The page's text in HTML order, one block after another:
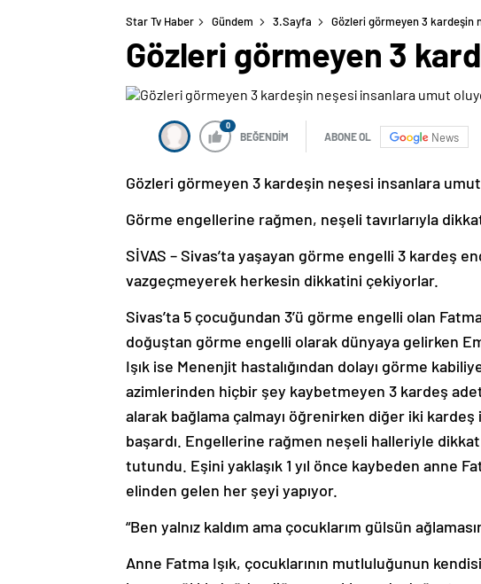
Star Tv Haber Gündem 3.Sayfa Gözleri görmeyen 3 kardeşin
Gözleri görmeyen 3
0
BEĞENDİM ABONE OL News
Gözleri görmeyen 3 kardeşin neşesi insanlara
Görme engellerine rağmen, neşeli tavırlarıyla
SİVAS – Sivas’ta yaşayan görme engelli 3 kardeş
vazgeçmeyerek herkesin dikkatini çekiyorlar.
Sivas’ta 5 çocuğundan 3’ü görme engelli olan
doğuştan görme engelli olarak dünyaya gelirken
Işık ise Menenjit hastalığından dolayı görme
azimlerinden hiçbir şey kaybetmeyen 3 kardeş
alarak bağlama çalmayı öğrenirken diğer iki
başardı. Engellerine rağmen neşeli halleriyle
tutundu. Eşini yaklaşık 1 yıl önce kaybeden anne
elinden gelen her şeyi yapıyor.
“Ben yalnız kaldım ama çocuklarım gülsün
Anne Fatma Işık, çocuklarının mutluluğunun